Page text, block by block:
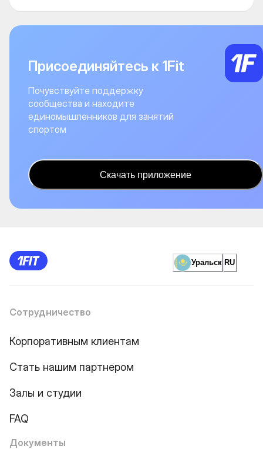
Присоединяйтесь к 1Fit
Почувствуйте поддержку
сообщества и находите
единомышленников для занятий
спортом
Скачать приложение
Уральск RU
Сотрудничество
Корпоративным клиентам
Стать нашим партнером
Залы и студии
FAQ
Документы